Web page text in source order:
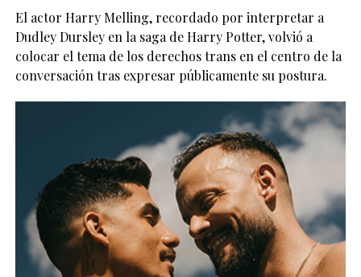
El actor Harry Melling, recordado por interpretar a
Dudley Dursley en la saga deHarry Potter, volvió a
colocar el tema de los derechos trans en el centro de la
conversación tras expresar públicamente su postura.